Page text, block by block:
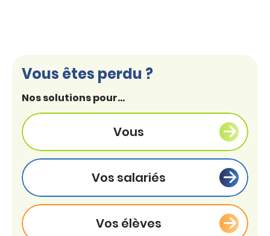
Vous êtes perdu ?
Nos solutions pour...
Vous
Vos salariés
Vos élèves